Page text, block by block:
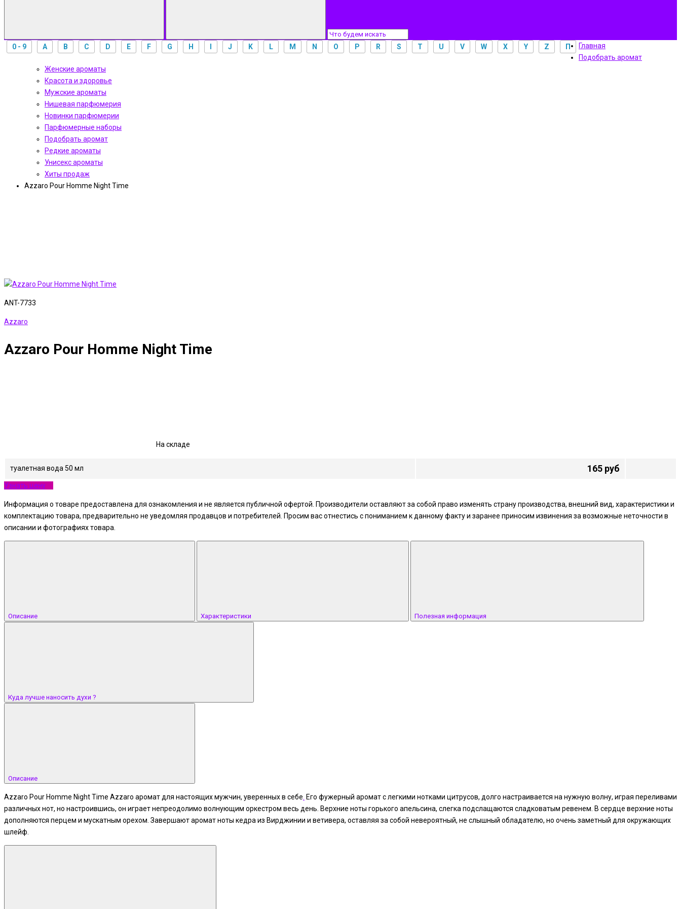
0 - 9 A B C D E F G H J K L M N O P R S T U V W X Y Z П
Главная
Подобрать аромат
Женские ароматы
Красота и здоровье
Мужские ароматы
Нишевая парфюмерия
Новинки парфюмерии
Парфюмерные наборы
Подобрать аромат
Редкие ароматы
Унисекс ароматы
Хиты продаж
Azzaro Pour Homme Night Time
ANT-7733
Azzaro
Azzaro Pour Homme Night Time
На складе
туалетная вода 50 мл 165 руб
Узнать цену
Информация о товаре предоставлена для ознакомления и не является публичной офертой. Производители оставляют за собой право изменять страну производства, внешний вид, характеристики и
комплектацию товара, предварительно не уведомляя продавцов и потребителей. Просим вас отнестись с пониманием к данному факту и заранее приносим извинения за возможные неточности в
описании и фотографиях товара.
Описание Характеристики Полезная информация
Куда лучше наносить духи ?
Описание
Azzaro Pour Homme Night Time Azzaro аромат для настоящих мужчин, уверенных в себе Его фужерный аромат с легкими нотками цитрусов, долго настраивается на нужную волну, играя переливами
различных нот, но настроившись, он играет непреодолимо волнующим оркестром весь день. Верхние ноты горького апельсина, слегка подслащаются сладковатым ревенем. В сердце верхние ноты
дополняются перцем и мускатным орехом. Завершают аромат ноты кедра из Вирджинии и ветивера, оставляя за собой невероятный, не слышный обладателю, но очень заметный для окружающих
шлейф.